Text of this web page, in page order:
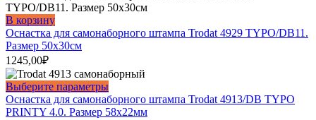
В корзину
Оснастка для самонаборного штампа Trodat 4929 TYPO/DB11.
Размер 50х30см
1245,00₽
Выберите параметрыЭтот
товар
имеет
Оснастка для самонаборного штампа Trodat 4913/DB TYPO
PRINTY 4.0. Размер 58х22мм